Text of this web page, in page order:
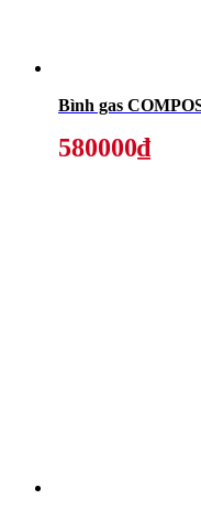
580000₫